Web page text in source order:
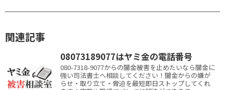
関連記事
08073189077はヤミ金の電話番号
080-7318-9077からの闇金被害を止めたいなら闇金に
強い司法書士へ相談してください！闇金からの嫌が
らせ・取り立て・脅迫を最短即日ストップしてくれ